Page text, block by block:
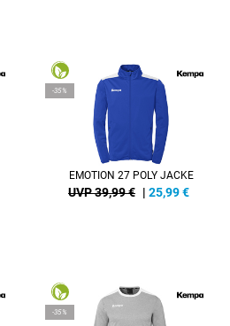
-35%
EMOTION 27 POLY JACKE
UVP 39,99 € | 25,99€
-35%